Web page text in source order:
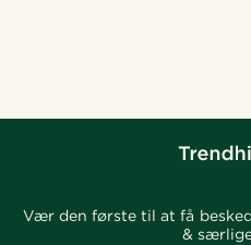
Vær den første til at få
&